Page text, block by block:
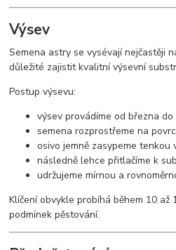
Výsev
Semena astry se vysévají nejčastěji
důležité zajistit kvalitní výsevní
Postup výsevu:
výsev provádíme od března do
semena rozprostřeme na
osivo jemně zasypeme tenkou
následně lehce přitlačíme k
udržujeme mírnou a
Klíčení obvykle probíhá během 10
podmínek pěstování.